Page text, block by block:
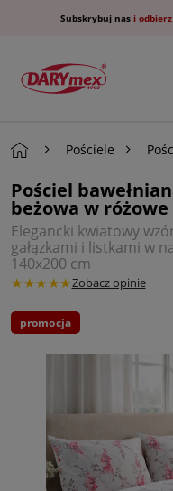
Subskrybuj nasi odbierz
Pościele
Pościel
beżowa w
Elegancki kwiatowy
gałązkami i listkami w
140x200 cm
★★★★★Zobacz opinie
promocja